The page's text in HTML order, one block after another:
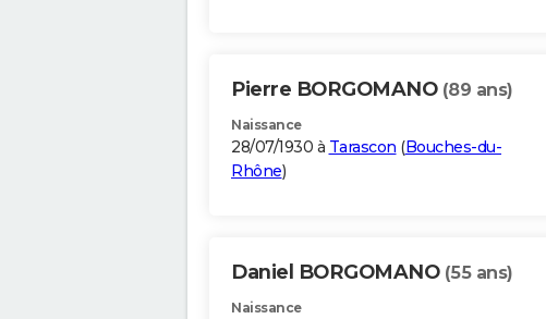
Pierre BORGOMANO (89 ans)
Naissance
28/07/1930 à Tarascon (Bouches-du-
Rhône)
Daniel BORGOMANO (55 ans)
Naissance